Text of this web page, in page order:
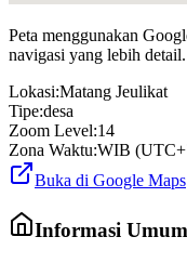
Peta menggunakan
navigasi yang lebih detail.
Lokasi:Matang Jeulikat
Tipe:desa
Zoom Level:14
Zona Waktu:WIB
Buka di Google Maps
Informasi Umum